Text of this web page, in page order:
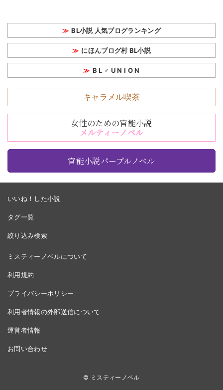
BL小説 人気ブログランキング
にほんブログ村 BL小説
B L ♂ U N I O N
キャラメル喫茶
女性のための官能小説
メルティーノベル
官能小説パープルノベル
いいね！した小説
タグ一覧
絞り込み検索
ミスティーノベルについて
利用規約
プライバシーポリシー
利用者情報の外部送信について
運営者情報
お問い合わせ
© ミスティーノベル